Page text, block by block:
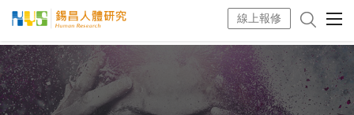
線上報修